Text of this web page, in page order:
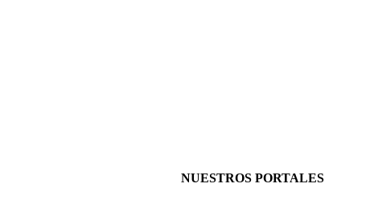
NUESTROS PORTALES